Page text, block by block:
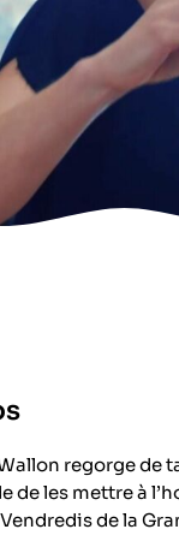
regorge de
de les mettre à
de la